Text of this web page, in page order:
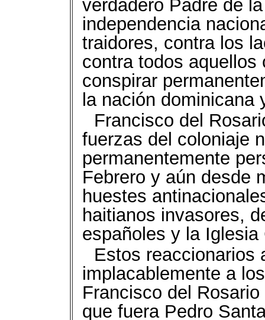
verdadero Padre de
independencia
traidores, contra los
contra todos
conspirar
la nación dominicana
Francisco del
fuerzas del coloniaje
permanentemente
Febrero y aún desde
huestes
haitianos invasores,
españoles y la
Estos reaccionarios
implacablemente a
Francisco del
que fuera Pedro